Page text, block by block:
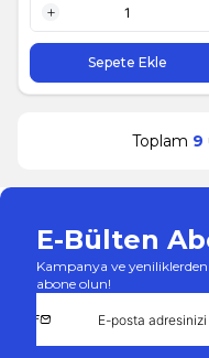
1 Adet
Sepete Ekle
Toplam 9
E-Bülten
Kampanya ve
abone olun!